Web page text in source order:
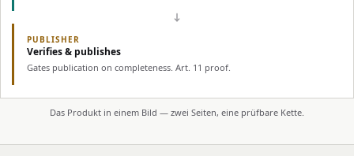
PUBLISHER
Verifies & publishes
Gates publication on completeness. Art. 11 proof.
Das Produkt in einem Bild — zwei Seiten, eine prüfbare Kette.